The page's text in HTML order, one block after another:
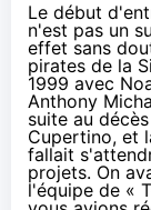
Le début
n'est pas un
effet sans
pirates de la
1999 avec
Anthony
suite au
Cupertino, et
fallait
projets. On
l'équipe de «